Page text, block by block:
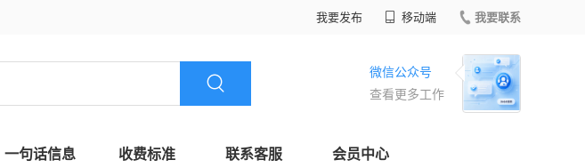
我要发布 移动端 我要联系
微信公众号
查看更多工作
一句话信息 收费标准 联系客服 会员中心